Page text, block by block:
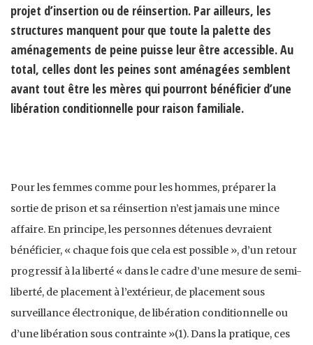
projet d’insertion ou de réinsertion. Par ailleurs, les
structures manquent pour que toute la palette des
aménagements de peine puisse leur être accessible. Au
total, celles dont les peines sont aménagées semblent
avant tout être les mères qui pourront bénéficier d’une
libération conditionnelle pour raison familiale.
Pour les femmes comme pour les hommes, préparer la
sortie de prison et sa réinsertion n’est jamais une mince
affaire. En principe, les personnes détenues devraient
bénéficier, « chaque fois que cela est possible », d’un retour
progressif à la liberté « dans le cadre d’une mesure de semi-
liberté, de placement à l’extérieur, de placement sous
surveillance électronique, de libération conditionnelle ou
d’une libération sous contrainte »(1). Dans la pratique, ces